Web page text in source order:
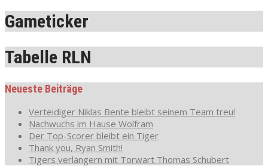
Gameticker
Tabelle RLN
Neueste Beiträge
Verteidiger Niklas Bente bleibt seinem Team treu!
Nachwuchs im Hause Wolfram
Der Top-Scorer bleibt ein Tiger
Thank you, Ryan Smith!
Tigers verlängern mit Torwart Thomas Schubert